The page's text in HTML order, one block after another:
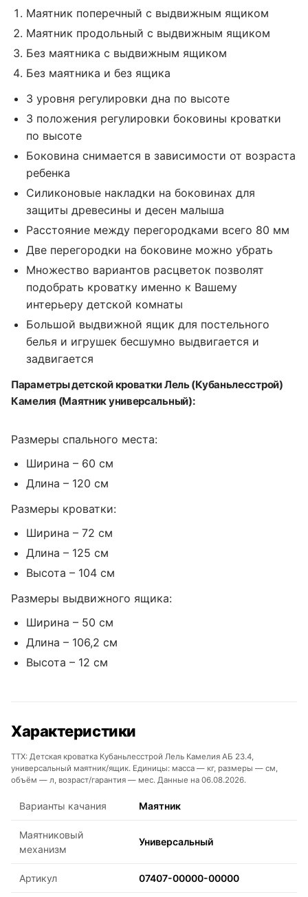
Маятник поперечный с выдвижным ящиком
Маятник продольный с выдвижным ящиком
Без маятника с выдвижным ящиком
Без маятника и без ящика
3 уровня регулировки дна по высоте
3 положения регулировки боковины кроватки
по высоте
Боковина снимается в зависимости от возраста
ребенка
Силиконовые накладки на боковинах для
защиты древесины и десен малыша
Расстояние между перегородками всего 80 мм
Две перегородки на боковине можно убрать
Множество вариантов расцветок позволят
подобрать кроватку именно к Вашему
интерьеру детской комнаты
Большой выдвижной ящик для постельного
белья и игрушек бесшумно выдвигается и
задвигается
Параметры детской кроватки Лель (Кубаньлесстрой)
Камелия (Маятник универсальный):
Размеры спального места:
Ширина – 60 см
Длина – 120 см
Размеры кроватки:
Ширина – 72 см
Длина – 125 см
Высота – 104 см
Размеры выдвижного ящика:
Ширина – 50 см
Длина – 106,2 см
Высота – 12 см
Характеристики
ТТХ: Детская кроватка Кубаньлесстрой Лель Камелия АБ 23.4,
универсальный маятник/ящик. Единицы: масса — кг, размеры — см,
объём — л, возраст/гарантия — мес. Данные на 06.08.2026.
Варианты качания Маятник
Маятниковый
механизм
Универсальный
Артикул 07407-00000-00000